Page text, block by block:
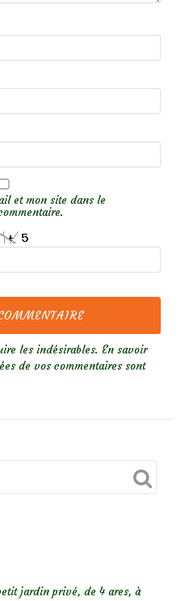
et mon site dans le
les indésirables. En savoir
de vos commentaires sont
jardin privé, de 4 ares, à